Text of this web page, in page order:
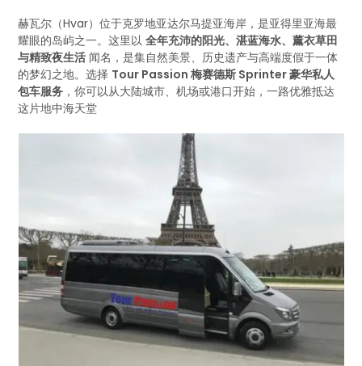
赫瓦尔（Hvar）位于克罗地亚达尔马提亚海岸，是亚得里亚海最
耀眼的岛屿之一。这里以全年充沛的阳光、湛蓝海水、薰衣草田
与精致夜生活 闻名，是集自然美景、历史遗产与高端度假于一体
的梦幻之地。选择 Tour Passion 梅赛德斯 Sprinter 豪华私人
包车服务 ，你可以从大陆城市、机场或港口开始，一路优雅抵达
这片地中海天堂